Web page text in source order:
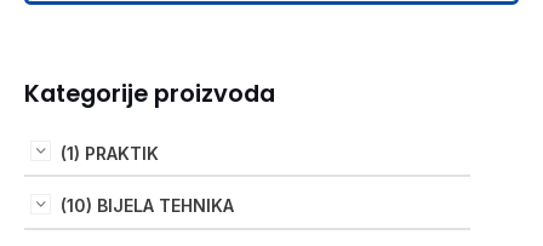
Kategorije proizvoda
(1) PRAKTIK
(10) BIJELA TEHNIKA